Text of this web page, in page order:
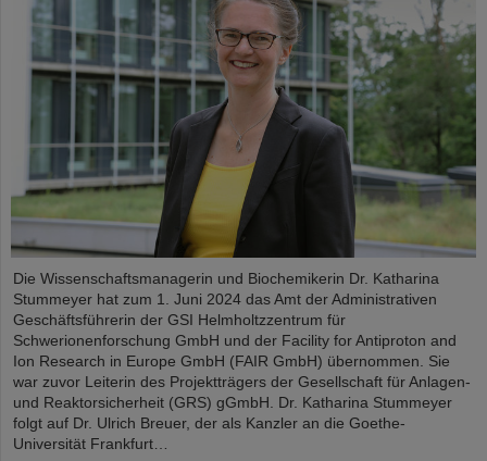
Die Wissenschaftsmanagerin und Biochemikerin Dr. Katharina
Stummeyer hat zum 1. Juni 2024 das Amt der Administrativen
Geschäftsführerin der GSI Helmholtzzentrum für
Schwerionenforschung GmbH und der Facility for Antiproton and
Ion Research in Europe GmbH (FAIR GmbH) übernommen. Sie
war zuvor Leiterin des Projektträgers der Gesellschaft für Anlagen-
und Reaktorsicherheit (GRS) gGmbH. Dr. Katharina Stummeyer
folgt auf Dr. Ulrich Breuer, der als Kanzler an die Goethe-
Universität Frankfurt…